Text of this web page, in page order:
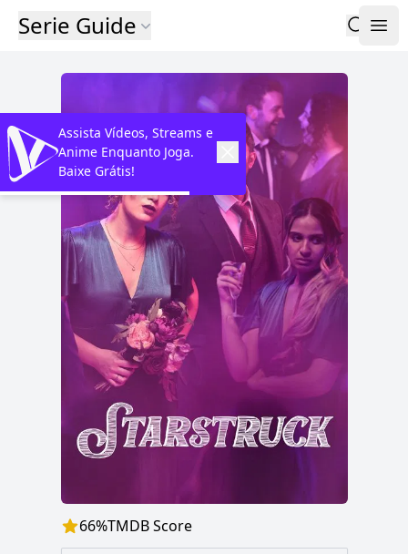
Serie Guide
66%TMDB Score
Assista Vídeos, Streams e
Anime Enquanto Joga.
Baixe Grátis!